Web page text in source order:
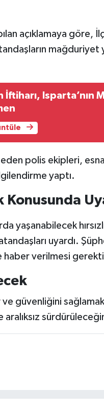
açıklamaya göre,
mağduriyet
İftiharı, Isparta’nın
polis ekipleri,
yaptı.
Konusunda
yaşanabilecek
uyardı.
verilmesi
ve güvenliğini